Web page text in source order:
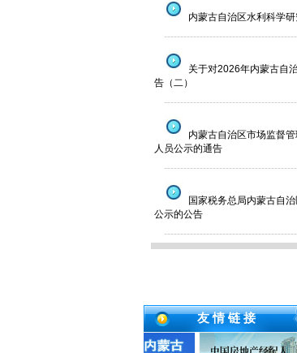
内蒙古自治区水利科学
关于对2026年内蒙古自
告（二）
内蒙古自治区市场监督
人员公示的通告
国家税务总局内蒙古自
公示的公告
友 情 链 接